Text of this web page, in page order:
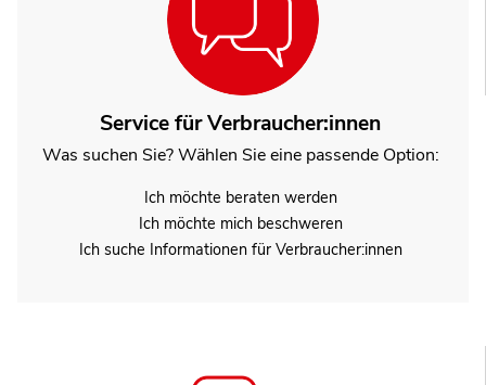
Service für Verbraucher:innen
Was suchen Sie? Wählen Sie eine passende Option:
Ich möchte beraten werden
Ich möchte mich beschweren
Ich suche Informationen für Verbraucher:innen